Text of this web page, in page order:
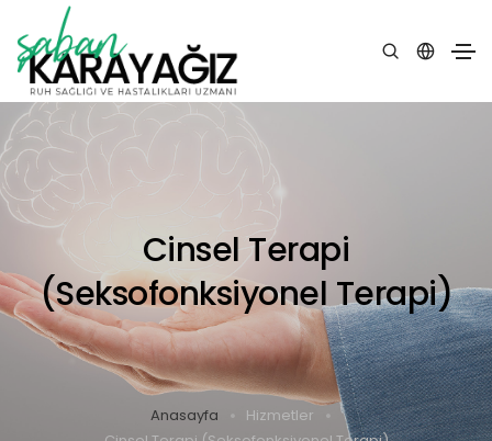
Cinsel Terapi
(Seksofonksiyonel Terapi)
Anasayfa
Hizmetler